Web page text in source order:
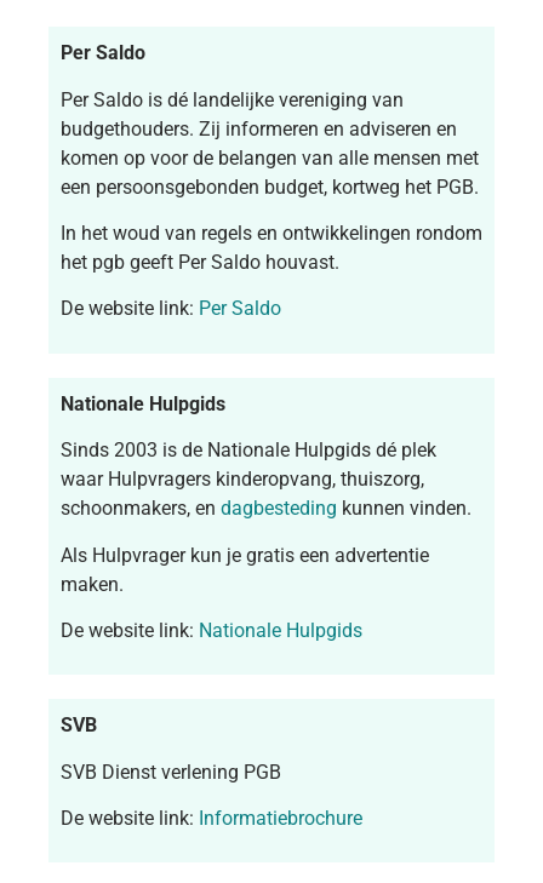
Per Saldo
Per Saldo is dé landelijke vereniging van
budgethouders. Zij informeren en adviseren en
komen op voor de belangen van alle mensen met
een persoonsgebonden budget, kortweg het PGB.
In het woud van regels en ontwikkelingen rondom
het pgb geeft Per Saldo houvast.
De website link: Per Saldo
Nationale Hulpgids
Sinds 2003 is de Nationale Hulpgids dé plek
waar Hulpvragers kinderopvang, thuiszorg,
schoonmakers, en dagbesteding kunnen vinden.
Als Hulpvrager kun je gratis een advertentie
maken.
De website link: Nationale Hulpgids
SVB
SVB Dienst verlening PGB
De website link: Informatiebrochure